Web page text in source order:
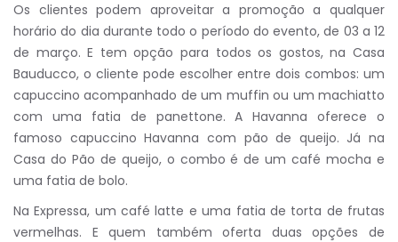
Os clientes podem aproveitar a promoção a qualquer
horário do dia durante todo o período do evento, de 03 a 12
de março. E tem opção para todos os gostos, na Casa
Bauducco, o cliente pode escolher entre dois combos: um
capuccino acompanhado de um muffin ou um machiatto
com uma fatia de panettone. A Havanna oferece o
famoso capuccino Havanna com pão de queijo. Já na
Casa do Pão de queijo, o combo é de um café mocha e
uma fatia de bolo.
Na Expressa, um café latte e uma fatia de torta de frutas
vermelhas. E quem também oferta duas opções de